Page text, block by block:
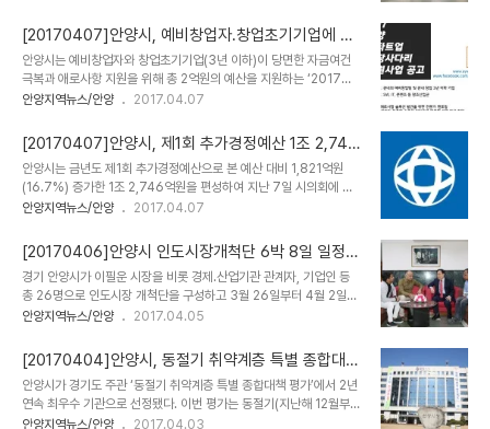
고용지표에서 관내 취업자 중 청년층(15~29세)이 차지하는 비율이
17.4%로 전국 1위로 발표된 바 있다. 스마트 콘텐츠밸리 및 도시첨단
산업단지 입주기업 등 시 소재 기업에 맞는 청년층 및 전문직 우수인재
를 발굴 매칭하는 ‘잡매칭’ 사업을 운영하여 109개의 구인업체를 발
굴 36명이 취업했다 또한 시청에 마련된 면접장에서 구직자를 채용하
취업박람회 및 온라인취업박람..
[20170407]안양시, 예비창업자․창업초기기업에 성
장 자금 지원
안양시는 예비창업자와 창업초기기업(3년 이하)이 당면한 자금여건
극복과 애로사항 지원을 위해 총 2억원의 예산을 지원하는 ‘2017년
스타트업 성장사다리 지원사업’을 추진한다. 스타트업 성장사다리 지
양시 소재 1년 이상 ~ 3년 이하 기업을 대상으로 한다. 예비창업자 및
1년 미만 기업은 최대 2천만원, 1년 이상 3년 이하 기업은 최대 3천만
원까지 지원한다. 예비창업자 및 창업초기기업이 처한 어려움을 유연
하게 지원하기 위해 자부담 조성 비율을 낮추고 자금 활용의 제한을 완
화하는 등 신청 문턱을 대폭 낮추었다. 또한 마케팅, 투자유치, 비즈니
에서 겪는 애로사항을 함께..
안양지역뉴스/안양 2017.04.07
[20170407]안양시, 제1회 추가경정예산 1조 2,746
억원 편성
안양시는 금년도 제1회 추가경정예산으로 본 예산 대비 1,821억원
(16.7%) 증가한 1조 2,746억원을 편성하여 지난 7일 시의회에 제
출했다고 밝혔다. 이번 추경예산안은 9,868억원 규모의 일반회계와
교부세 증가분(505억원), 국·도비보조금 (319억원)과 순세계잉여금
(417억원) 등이다. 시는 ▲일자리 지원 확대 ▲시민 생활불편 해소
▲지역경제활성화 ▲고금리 지방채 상환 등에 집중 투자하는 등 연초
계획된 사업을 차질 없이 추진하고 제2의 안양 부흥을 위한 사업에 우
선 예산을 편성했다. 특히, 청년일자리 프로그램 및 노인일자리 사업에
해소를 위해 공영주차장 4개..
안양지역뉴스/안양 2017.04.07
[20170406]안양시 인도시장개척단 6박 8일 일정
성과
경기 안양시가 이필운 시장을 비롯 경제․산업기관 관계자, 기업인 등
총 26명으로 인도시장 개척단을 구성하고 3월 26일부터 4월 2일까
지 6박 8일간의 일정으로 떠난 결과 관내 기업이 인도 시장으로 진출
한 노동력을 토대로 2030년까지 세계 3대 경제대국으로 성장할 것
으로 보이는 세계 제1의 신흥시장이다. 또한 작년부터 사드배치 등 중
국과의 교역 문제가 발생하여 새로운 글로벌 시장으로 눈을 돌려야 하
는 시기에 인도는 매력적인 시장이다. 하지만 열악한 인프라 및 지역마
다 다른 복잡한 산업구조로 중소기업이 스스로 진출하기에는 매우 힘
안양지역뉴스/안양 2017.04.05
[20170404]안양시, 동절기 취약계층 특별 종합대책
평가 최우수
안양시가 경기도 주관 ‘동절기 취약계층 특별 종합대책 평가’에서 2년
연속 최우수 기관으로 선정됐다. 이번 평가는 동절기(지난해 12월부터
올해 2월)동안 복지사각지대 발굴·지원에 대한 공모를 통한 포상 방식
안양지역뉴스/안양 2017.04.03